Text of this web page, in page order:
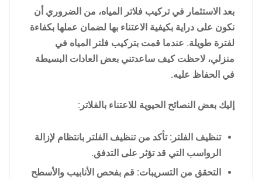
بعد الاستثمار في تركيب فلاتر المياه، من الضروري أن
نكون على دراية بكيفية الاعتناء بها لضمان عملها بكفاءة
لفترة طويلة. عندما قمت بتركيب فلتر المياه في
منزلي، لاحظت كيف ساعدتني بعض العادات البسيطة
في الحفاظ عليه.
إليك بعض النصائح الحيوية للاعتناء بالفلاتر:
تنظيف الفلتر: تأكد من تنظيف الفلتر بانتظام لإزالة
الرواسب التي قد تؤثر على التدفق.
التحقق من التسريبات: قم بفحص الأنابيب والأسطح